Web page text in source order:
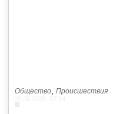
Общество Происшествия